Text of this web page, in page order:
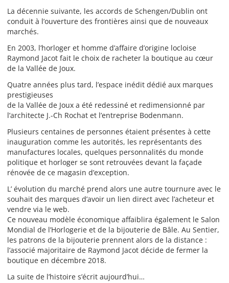
La décennie suivante, les accords de Schengen/Dublin ont
conduit à l’ouverture des frontières ainsi que de nouveaux
marchés.
En 2003, l’horloger et homme d’affaire d’origine locloise
Raymond Jacot fait le choix de racheter la boutique au cœur
de la Vallée de Joux.
Quatre années plus tard, l’espace inédit dédié aux marques
prestigieuses
de la Vallée de Joux a été redessiné et redimensionné par
l’architecte J.-Ch Rochat et l’entreprise Bodenmann.
Plusieurs centaines de personnes étaient présentes à cette
inauguration comme les autorités, les représentants des
manufactures locales, quelques personnalités du monde
politique et horloger se sont retrouvées devant la façade
rénovée de ce magasin d’exception.
L’ évolution du marché prend alors une autre tournure avec le
souhait des marques d’avoir un lien direct avec l’acheteur et
vendre via le web.
Ce nouveau modèle économique affaiblira également le Salon
Mondial de l’Horlogerie et de la bijouterie de Bâle. Au Sentier,
les patrons de la bijouterie prennent alors de la distance :
l’associé majoritaire de Raymond Jacot décide de fermer la
boutique en décembre 2018.
La suite de l’histoire s’écrit aujourd’hui…